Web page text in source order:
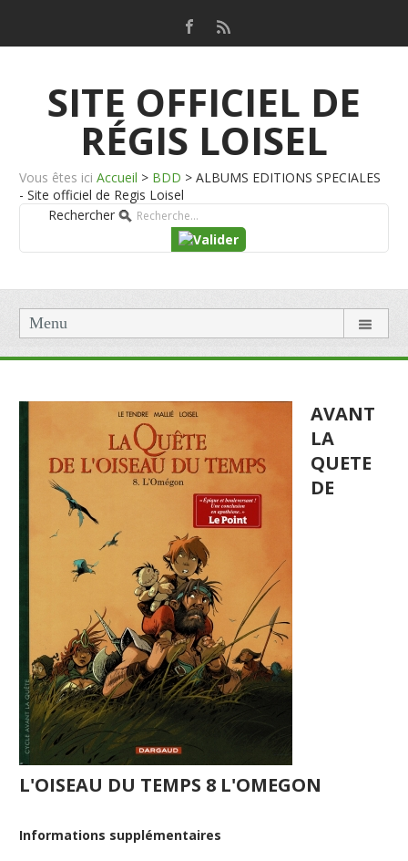
SITE OFFICIEL DE
RÉGIS LOISEL
Vous êtes ici Accueil > BDD > ALBUMS EDITIONS SPECIALES
- Site officiel de Regis Loisel
Rechercher
Menu
AVANT
LA
QUETE
DE
L'OISEAU DU TEMPS 8 L'OMEGON
Informations supplémentaires